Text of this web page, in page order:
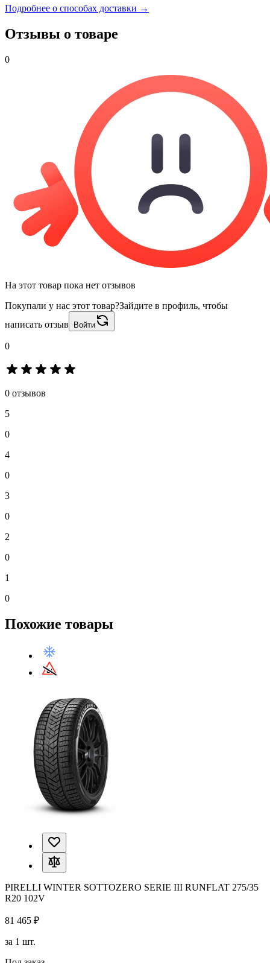
Подробнее о способах доставки →
Отзывы о товаре
0
На этот товар пока нет отзывов
Покупали у нас этот товар?Зайдите в профиль, чтобы
написать отзыв
Войти
0
0 отзывов
5
0
4
0
3
0
2
0
1
0
Похожие товары
PIRELLI WINTER SOTTOZERO SERIE III RUNFLAT 275/35
R20 102V
81 465 ₽
за 1 шт.